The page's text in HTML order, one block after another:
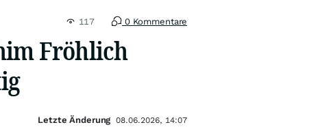
117 0 Kommentare
Fröhlich
Letzte Änderung 08.06.2026, 14:07